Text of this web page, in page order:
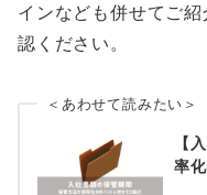
インなども併せてご
認ください。
＜あわせて読みたい＞
【
率